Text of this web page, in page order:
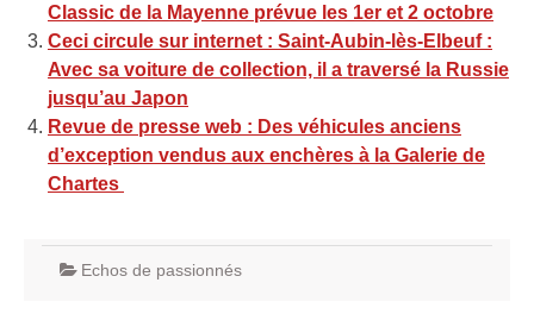
Classic de la Mayenne prévue les 1er et 2 octobre
Ceci circule sur internet : Saint-Aubin-lès-Elbeuf :
Avec sa voiture de collection, il a traversé la Russie
jusqu’au Japon
Revue de presse web : Des véhicules anciens
d’exception vendus aux enchères à la Galerie de
Chartes
Echos de passionnés